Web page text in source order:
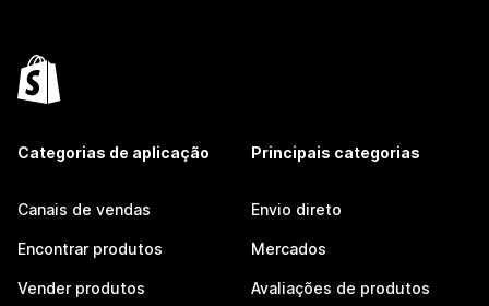
Categorias de aplicação
Canais de vendas
Encontrar produtos
Vender produtos
Principais categorias
Envio direto
Mercados
Avaliações de produtos